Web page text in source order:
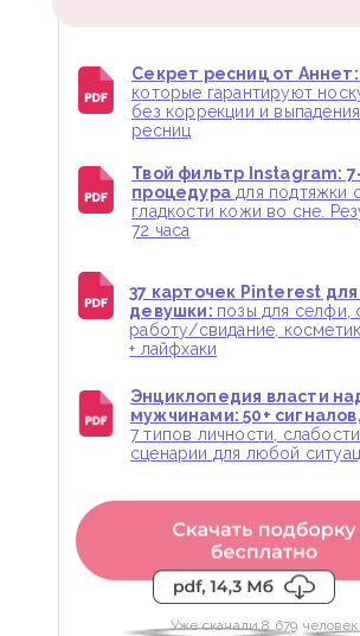
Секрет ресниц от Аннет:
которые гарантируют
без коррекции и
ресниц
Твой фильтр Instagram:
процедурадля подтяжки
гладкости кожи во сне.
72 часа
Уже скачали 8 679 человек
37 карточек Pinterest
девушки: позы для селфи,
работу/свидание,
+ лайфхаки
Энциклопедия власти
мужчинами: 50+ сигналов,
7 типов личности, слабости
сценарии для любой